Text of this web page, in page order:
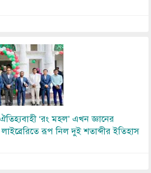
‘রং মহল’ এখন জ্ঞানের
রূপ নিল দুই শতাব্দীর ইতিহাস